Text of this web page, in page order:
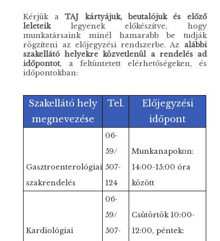
Kérjük aTAJ kártyájuk, beutalójuk és előző
leleteiklegyenek előkészítve, hogy
munkatársaink minél hamarabb be tudják
rögzíteni az előjegyzési rendszerbe. Az alábbi
szakellátó helyekre közvetlenül a rendelés ad
időpontot, a feltüntetett elérhetőségeken, és
időpontokban:
Szakellátó hely
megnevezése
Tel.
Előjegyzési
időpont
Gasztroenterológiai
szakrendelés
06-
59/
507-
124
Munkanapokon:
14:00-15:00 óra
között
Kardiológiai
06-
59/
507-
Csütörtök 10:00-
12:00, péntek: